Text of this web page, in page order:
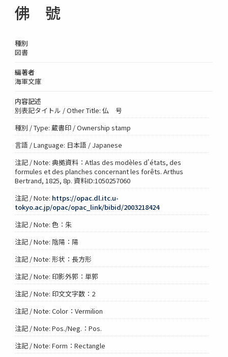
佛 號
種別
図書
編著者
海軍文庫
内容記述
別表記タイトル / Other Title: 仏 号
種別 / Type: 蔵書印 / Ownership stamp
言語 / Language: 日本語 / Japanese
注記 / Note: 典拠資料：Atlas des modèles d'états, des
formules et des planches concernant les forêts. Arthus
Bertrand, 1825, 8p. 資料ID:1050257060
注記 / Note: https://opac.dl.itc.u-
tokyo.ac.jp/opac/opac_link/bibid/2003218424
注記 / Note: 色：朱
注記 / Note: 陰陽：陽
注記 / Note: 形状：長方形
注記 / Note: 印影外郭：単郭
注記 / Note: 印文文字数：2
注記 / Note: Color：Vermilion
注記 / Note: Pos./Neg.：Pos.
注記 / Note: Form：Rectangle